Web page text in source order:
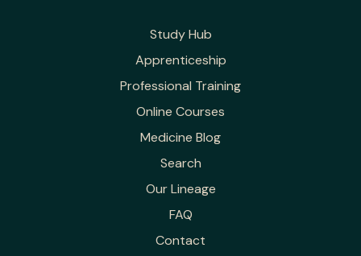
Study Hub
Apprenticeship
Professional Training
Online Courses
Medicine Blog
Search
Our Lineage
FAQ
Contact